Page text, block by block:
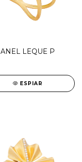
ANEL LEQUE P
ESPIAR